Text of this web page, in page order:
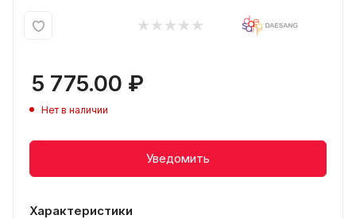
5 775.00 ₽
Нет в наличии
Уведомить
Характеристики